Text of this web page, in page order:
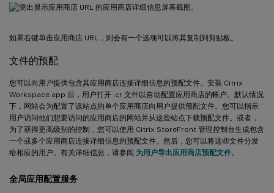
。
如果右键单击应用商店 URL，则会有一个选项可以将其复制到剪贴板。
文件的预配
您可以向用户提供包含其应用商店连接详细信息的预配文件。安装 Citrix
Workspace app 后，用户打开 .cr 文件以自动配置应用商店的帐户。默认情况
下，网站会为配置了该站点的单个应用商店向用户提供预配文件。您可以指示
用户访问他们想要访问的应用商店的网站并从这些站点下载预配文件。或者，
为了获得更高级别的控制，您可以使用 Citrix StoreFront 管理控制台生成包含
一个或多个应用商店连接详细信息的预配文件。然后，您可以将这些文件分发
给相应的用户。有关详细信息，请参阅 为用户导出应用商店预配文件。
全局应用配置服务